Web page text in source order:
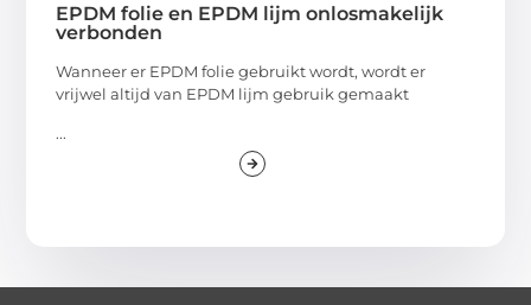
EPDM folie en EPDM lijm onlosmakelijk
verbonden
Wanneer er EPDM folie gebruikt wordt, wordt er
vrijwel altijd van EPDM lijm gebruik gemaakt
...